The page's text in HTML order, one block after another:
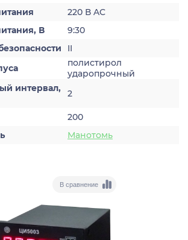
220 В AC
В
9:30
II
полистирол
ударопрочный
интервал,
2
200
Манотомь
В сравнение